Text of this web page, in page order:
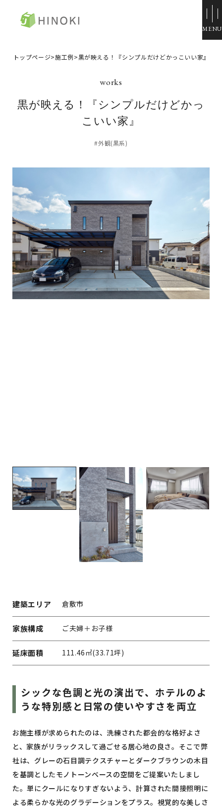
資料請求
イベント情報
ZERO STYLE
コンフォート
コンフォート 間取一覧
コンフォート 設備・仕様一
覧
よくある質問
施工事例
お客様の声
リフォーム・
リノベーション
本社＆笹沖展示場
HINOラボ
来店・相談予約
イベント情報
建売・中古 物件情報
土地情報
土地無料査定
資料請求
スタッフブログ
会社概要
トップページ>施工例>黒が映える！『シンプルだけどかっこいい家』
黒が映える！『シンプルだけどかっ
こいい家』
#外観(黒系)
建築エリア 倉敷市
家族構成 ご夫婦＋お子様
延床面積 111.46㎡(33.71坪)
シックな色調と光の演出で、ホテルのよ
うな特別感と日常の使いやすさを両立
お施主様が求められたのは、洗練された都会的な格好よさ
と、家族がリラックスして過ごせる居心地の良さ。そこで弊
社は、グレーの石目調テクスチャーとダークブラウンの木目
を基調としたモノトーンベースの空間をご提案いたしまし
た。単にクールになりすぎないよう、計算された間接照明に
よる柔らかな光のグラデーションをプラス。視覚的な美しさ